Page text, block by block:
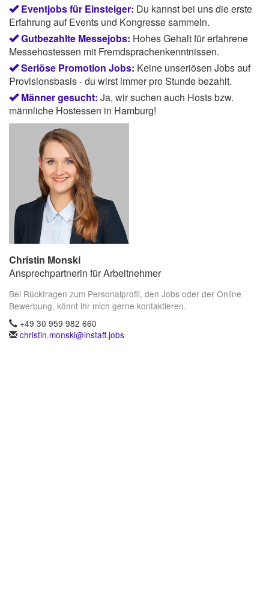
Eventjobs für Einsteiger: Du kannst bei uns die erste
Erfahrung auf Events und Kongresse sammeln.
Gutbezahlte Messejobs: Hohes Gehalt für erfahrene
Messehostessen mit Fremdsprachenkenntnissen.
Seriöse Promotion Jobs: Keine unseriösen Jobs auf
Provisionsbasis - du wirst immer pro Stunde bezahlt.
Männer gesucht: Ja, wir suchen auch Hosts bzw.
männliche Hostessen in Hamburg!
Christin Monski
Ansprechpartnerin für Arbeitnehmer
Bei Rückfragen zum Personalprofil, den Jobs oder der Online
Bewerbung, könnt ihr mich gerne kontaktieren.
+49 30 959 982 660
christin.monski@instaff.jobs